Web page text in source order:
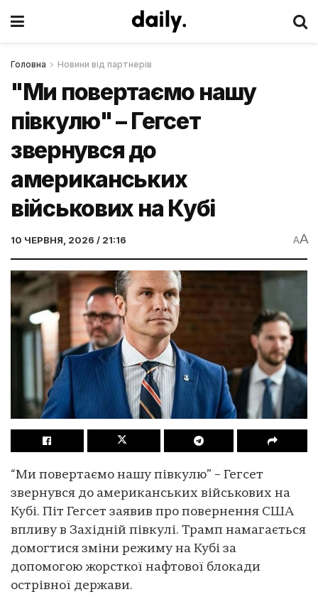
Головна Новини від партнерів
"Ми повертаємо нашу
півкулю" – Гегсет
звернувся до
американських
військових на Кубі
10 ЧЕРВНЯ, 2026 / 21:16 AA
“Ми повертаємо нашу півкулю” – Гегсет
звернувся до американських військових на
Кубі. Піт Гегсет заявив про повернення США
впливу в Західній півкулі. Трамп намагається
домогтися зміни режиму на Кубі за
допомогою жорсткої нафтової блокади
острівної держави.